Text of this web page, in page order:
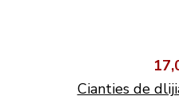
Cianties de